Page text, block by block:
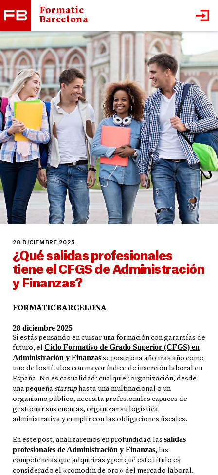
Formatic
Barcelona
28 DICIEMBRE 2025
¿Qué salidas profesionales
tiene el CFGS de Administración
y Finanzas?
FORMATIC BARCELONA
28 diciembre 2025
Si estás pensando en cursar una formación con garantías de
futuro, el Ciclo Formativo de Grado Superior (CFGS) en
Administración y Finanzas se posiciona año tras año como
uno de los títulos con mayor índice de inserción laboral en
España. No es casualidad: cualquier organización, desde
una pequeña startuphasta una multinacional o un
organismo público, necesita profesionales capaces de
gestionar sus cuentas, organizar su logística
administrativa y cumplir con las obligaciones fiscales.
En este post, analizaremos en profundidad las salidas
profesionales de Administración y Finanzas, las
competencias que adquirirás y por qué este título es
considerado el «comodín de oro» del mercado laboral.